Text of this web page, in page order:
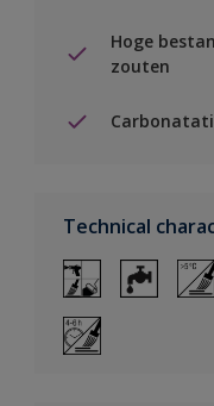
Hoge
zouten
Technical